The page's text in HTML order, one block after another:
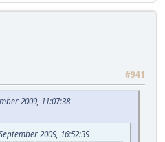
#941
2009, 11:07:38
2009, 16:52:39